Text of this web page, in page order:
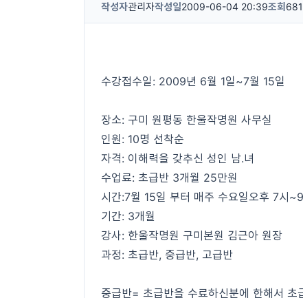
작성자관리자작성일2009-06-04 20:39조회
수강접수일: 2009년 6월 1일~7월 15일
장소: 구미 원평동 한울작명원 사무실
인원: 10명 선착순
자격: 이해력을 갖추신 성인 남.녀
수업료: 초급반 3개월 25만원
시간:7월 15일 부터 매주 수요일오후 7시~9
기간: 3개월
강사: 한울작명원 구미본원 김근아 원장
과정: 초급반, 중급반, 고급반
중급반= 초급반을 수료하신분에 한해서